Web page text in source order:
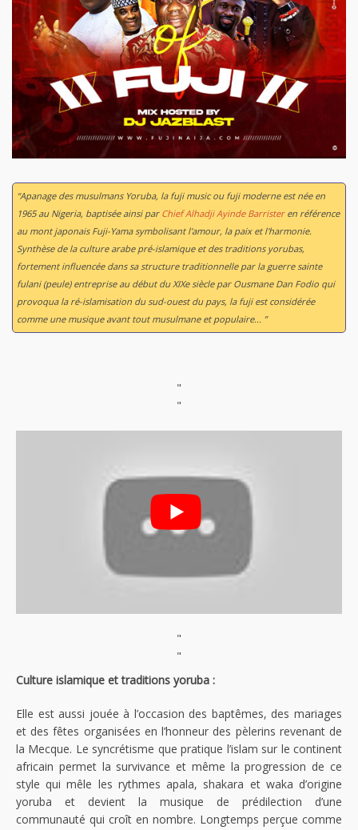
“Apanage des musulmans Yoruba, la fuji music ou fuji moderne est née en
1965 au Nigeria, baptisée ainsi par Chief Alhadji Ayinde Barristeren référence
au mont japonais Fuji-Yama symbolisant l'amour, la paix et l'harmonie.
Synthèse de la culture arabe pré-islamique et des traditions yorubas,
fortement influencée dans sa structure traditionnelle par la guerre sainte
fulani (peule) entreprise au début du XIXe siècle par Ousmane Dan Fodio qui
provoqua la ré-islamisation du sud-ouest du pays, la fuji est considérée
comme une musique avant tout musulmane et populaire... ”
"
"
"
"
Culture islamique et traditions yoruba :
Elle est aussi jouée à l’occasion des baptêmes, des mariages
et des fêtes organisées en l’honneur des pèlerins revenant de
la Mecque. Le syncrétisme que pratique l’islam sur le continent
africain permet la survivance et même la progression de ce
style qui mêle les rythmes apala, shakara et waka d’origine
yoruba et devient la musique de prédilection d’une
communauté qui croît en nombre. Longtemps perçue comme